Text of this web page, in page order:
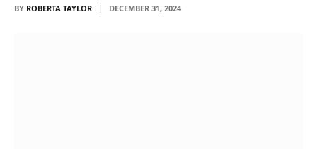
BY ROBERTA TAYLOR DECEMBER 31, 2024